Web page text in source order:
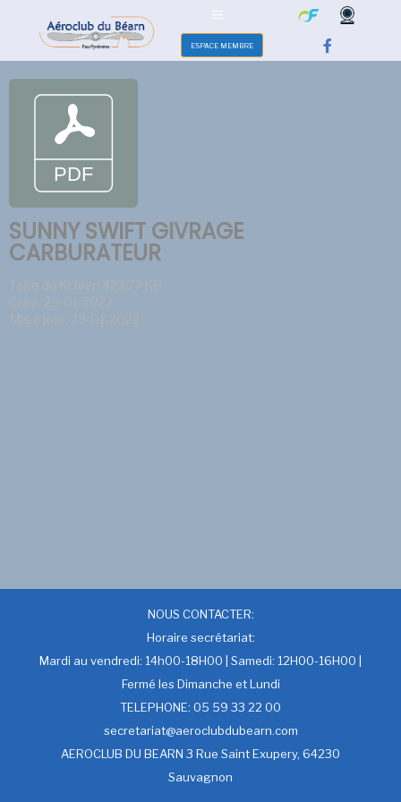
ESPACE MEMBRE
SUNNY SWIFT GIVRAGE
CARBURATEUR
Taille du fichier: 422.77 KB
Créé: 29-01-2022
Mis à jour: 29-01-2022
NOUS CONTACTER:
Horaire secrétariat:
Mardi au vendredi: 14h00-18H00 | Samedi: 12H00-16H00 |
Fermé les Dimanche et Lundi
TELEPHONE: 05 59 33 22 00
secretariat@aeroclubdubearn.com
AEROCLUB DU BEARN 3 Rue Saint Exupery, 64230
Sauvagnon